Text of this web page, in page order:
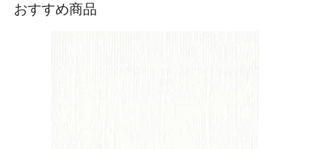
おすすめ商品